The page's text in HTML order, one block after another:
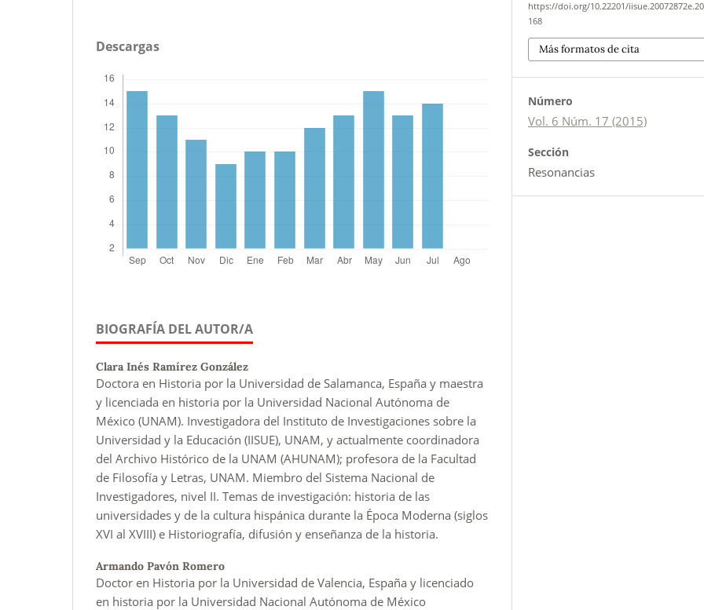
Descargas
BIOGRAFÍA DEL AUTOR/A
Clara Inés Ramírez González
Doctora en Historia por la Universidad de Salamanca, España y maestra
y licenciada en historia por la Universidad Nacional Autónoma de
México (UNAM). Investigadora del Instituto de Investigaciones sobre la
Universidad y la Educación (IISUE), UNAM, y actualmente coordinadora
del Archivo Histórico de la UNAM (AHUNAM); profesora de la Facultad
de Filosofía y Letras, UNAM. Miembro del Sistema Nacional de
Investigadores, nivel II. Temas de investigación: historia de las
universidades y de la cultura hispánica durante la Época Moderna (siglos
XVI al XVIII) e Historiografía, difusión y enseñanza de la historia.
Armando Pavón Romero
Doctor en Historia por la Universidad de Valencia, España y licenciado
en historia por la Universidad Nacional Autónoma de México
https://doi.org/10.22201/
168
Más formatos de cita
Número
Vol. 6 Núm. 17 (2015)
Sección
Resonancias